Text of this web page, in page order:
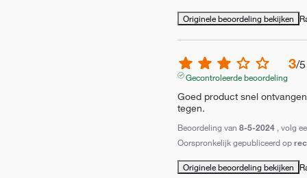
Originele beoordeling bekijken
3/5
Gecontroleerde beoordeling
Goed product snel
tegen.
Beoordeling van 8-5-2024 , volg
Oorspronkelijk gepubliceerd op
Originele beoordeling bekijken